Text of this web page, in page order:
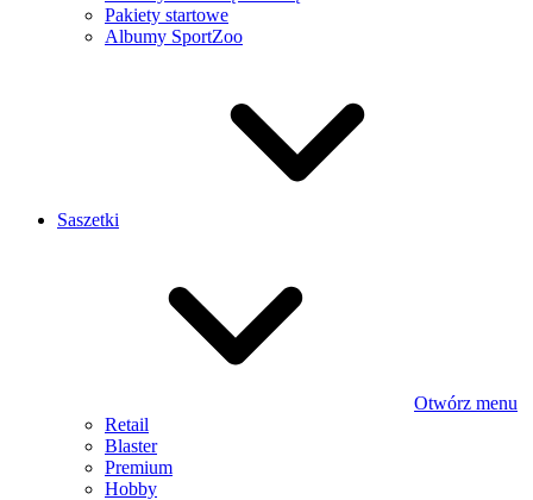
Pakiety startowe
Albumy SportZoo
Saszetki
Otwórz menu
Retail
Blaster
Premium
Hobby